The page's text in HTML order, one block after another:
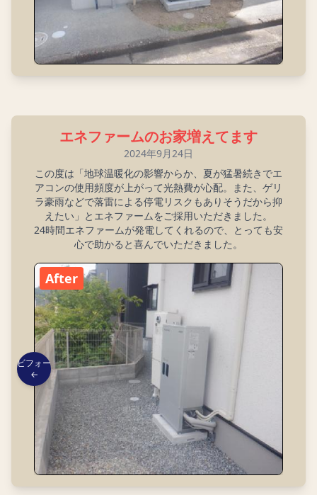
エネファームのお家増えてます
2024年9月24日
この度は「地球温暖化の影響からか、夏が猛暑続きでエ
アコンの使用頻度が上がって光熱費が心配。また、ゲリ
ラ豪雨などで落雷による停電リスクもありそうだから抑
えたい」とエネファームをご採用いただきました。
24時間エネファームが発電してくれるので、とっても安
心で助かると喜んでいただきました。
ビフォー
←
After